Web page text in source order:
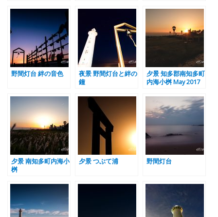
野間灯台 絆の音色
夜景 野間灯台と絆の
鐘
夕景 知多郡南知多町
内海小桝 May 2017
夕景 南知多町内海小
桝
夕景 つぶて浦 野間灯台